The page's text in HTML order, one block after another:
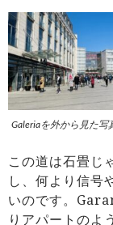
Galeriaを外から見た写
この道は石畳じ
し、何より信号
いのです。
りアパートのよ